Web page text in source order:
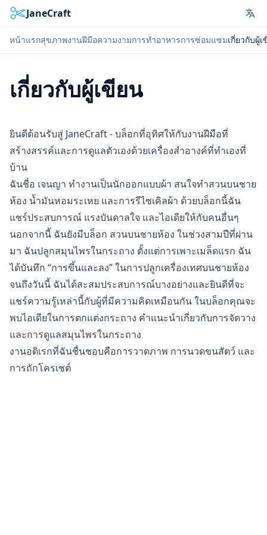
JaneCraft
หน้าแรกสุขภาพงานฝีมือความงามการทำอาหารการซ่อมแซมเกี่ยวกับผู้
เกี่ยวกับผู้เขียน
ยินดีต้อนรับสู่ JaneCraft - บล็อกที่อุทิศให้กับงานฝีมือที่
สร้างสรรค์และการดูแลตัวเองด้วยเครื่องสำอางค์ที่ทำเองที่
บ้าน
ฉันชื่อ เจนญา ทำงานเป็นนักออกแบบผ้า สนใจทำสวนบนชาย
ห้อง น้ำมันหอมระเหย และการรีไซเคิลผ้า ด้วยบล็อกนี้ฉัน
แชร์ประสบการณ์ แรงบันดาลใจ และไอเดียให้กับคนอื่นๆ
นอกจากนี้ ฉันยังมีบล็อก สวนบนชายห้อง ในช่วงสามปีที่ผ่าน
มา ฉันปลูกสมุนไพรในกระถาง ตั้งแต่การเพาะเมล็ดแรก ฉัน
ได้บันทึก “การขึ้นและลง” ในการปลูกเครื่องเทศบนชายห้อง
จนถึงวันนี้ ฉันได้สะสมประสบการณ์บางอย่างและยินดีที่จะ
แชร์ความรู้เหล่านี้กับผู้ที่มีความคิดเหมือนกัน ในบล็อกคุณจะ
พบไอเดียในการตกแต่งกระถาง คำแนะนำเกี่ยวกับการจัดวาง
และการดูแลสมุนไพรในกระถาง
งานอดิเรกที่ฉันชื่นชอบคือการวาดภาพ การนวดขนสัตว์ และ
การถักโครเชต์